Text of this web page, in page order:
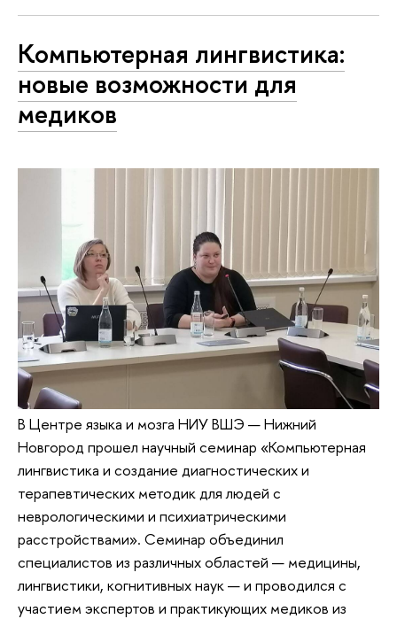
Компьютерная лингвистика:
новые возможности для
медиков
В Центре языка и мозга НИУ ВШЭ — Нижний
Новгород прошел научный семинар «Компьютерная
лингвистика и создание диагностических и
терапевтических методик для людей с
неврологическими и психиатрическими
расстройствами». Семинар объединил
специалистов из различных областей — медицины,
лингвистики, когнитивных наук — и проводился с
участием экспертов и практикующих медиков из